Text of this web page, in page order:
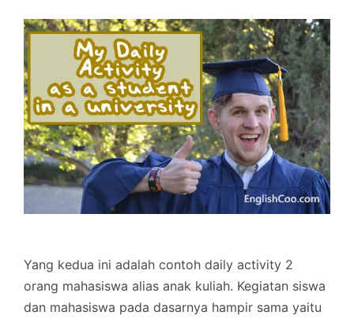
Yang kedua ini adalah contoh daily activity 2
orang mahasiswa alias anak kuliah. Kegiatan siswa
dan mahasiswa pada dasarnya hampir sama yaitu